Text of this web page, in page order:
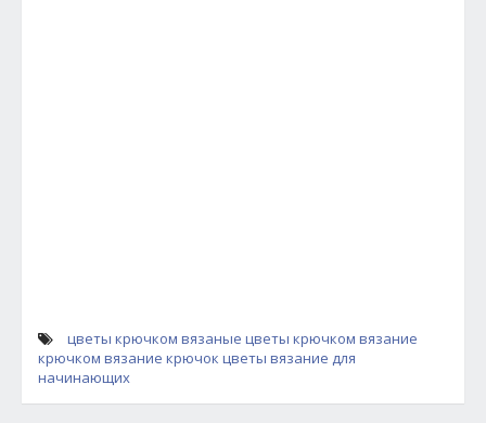
цветы крючком вязаные цветы крючком вязание
крючком вязание крючок цветы вязание для
начинающих